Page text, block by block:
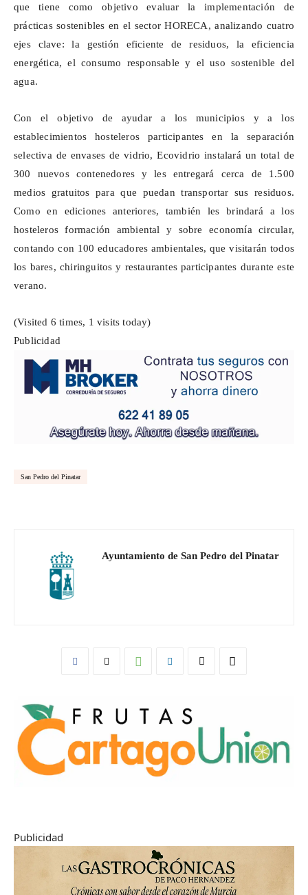
que tiene como objetivo evaluar la implementación de
prácticas sostenibles en el sector HORECA, analizando cuatro
ejes clave: la gestión eficiente de residuos, la eficiencia
energética, el consumo responsable y el uso sostenible del
agua.
Con el objetivo de ayudar a los municipios y a los
establecimientos hosteleros participantes en la separación
selectiva de envases de vidrio, Ecovidrio instalará un total de
300 nuevos contenedores y les entregará cerca de 1.500
medios gratuitos para que puedan transportar sus residuos.
Como en ediciones anteriores, también les brindará a los
hosteleros formación ambiental y sobre economía circular,
contando con 100 educadores ambientales, que visitarán todos
los bares, chiringuitos y restaurantes participantes durante este
verano.
(Visited 6 times, 1 visits today)
Publicidad
San Pedro del Pinatar
Ayuntamiento de San Pedro del Pinatar
Publicidad